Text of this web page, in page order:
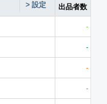
> 設定 出品者数
-
-
-
-